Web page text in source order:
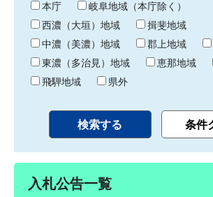
わ
り
本庁
岐阜地域（本庁除く）
西濃（大垣）地域
揖斐地域
中濃（美濃）地域
郡上地域
東濃（多治見）地域
恵那地域
飛騨地域
県外
入札公告一覧